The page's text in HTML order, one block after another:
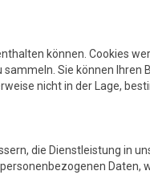
können. Cookies
Sie können
nicht in der Lage,
die Dienstleistung in